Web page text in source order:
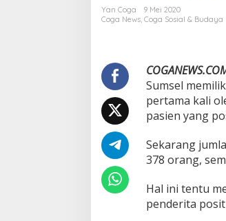
u
n
L
a
y
n
n
n
t
Yan Coga
9 Mei 2020
Coga News, Coga Sosial & Budaya
Sumsel
pertama kali
pasien yang
Sekarang
378 orang,
Hal ini tentu
penderita